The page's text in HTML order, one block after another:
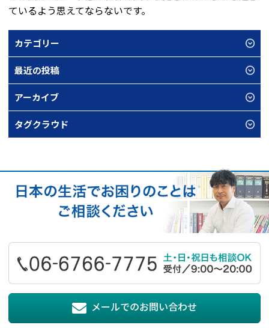
ているよう思えてならないです。
カテゴリー
最近の投稿
アーカイブ
タグクラウド
メールでのお問い合わせ